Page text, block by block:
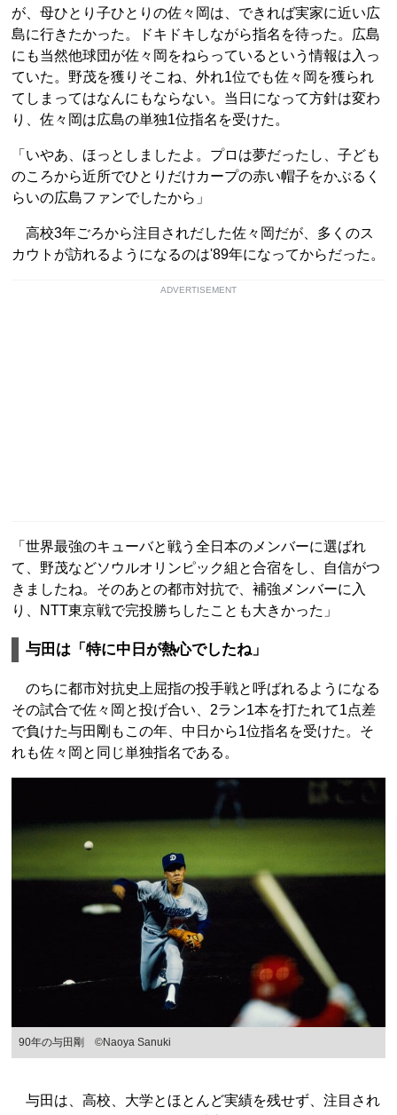
が、母ひとり子ひとりの佐々岡は、できれば実家に近い広
島に行きたかった。ドキドキしながら指名を待った。広島
にも当然他球団が佐々岡をねらっているという情報は入っ
ていた。野茂を獲りそこね、外れ1位でも佐々岡を獲られ
てしまってはなんにもならない。当日になって方針は変わ
り、佐々岡は広島の単独1位指名を受けた。
「いやあ、ほっとしましたよ。プロは夢だったし、子ども
のころから近所でひとりだけカープの赤い帽子をかぶるく
らいの広島ファンでしたから」
高校3年ごろから注目されだした佐々岡だが、多くのス
カウトが訪れるようになるのは'89年になってからだった。
ADVERTISEMENT
「世界最強のキューバと戦う全日本のメンバーに選ばれ
て、野茂などソウルオリンピック組と合宿をし、自信がつ
きましたね。そのあとの都市対抗で、補強メンバーに入
り、NTT東京戦で完投勝ちしたことも大きかった」
与田は「特に中日が熱心でしたね」
のちに都市対抗史上屈指の投手戦と呼ばれるようになる
その試合で佐々岡と投げ合い、2ラン1本を打たれて1点差
で負けた与田剛もこの年、中日から1位指名を受けた。そ
れも佐々岡と同じ単独指名である。
90年の与田剛 ©Naoya Sanuki
与田は、高校、大学とほとんど実績を残せず、注目され